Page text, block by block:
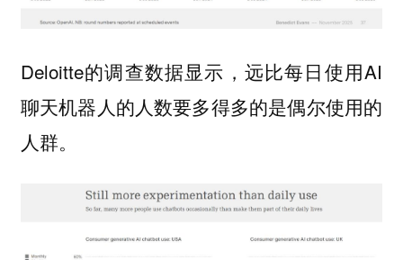
Deloitte的调查数据显示，远比每日使用AI
聊天机器人的人数要多得多的是偶尔使用的
人群。